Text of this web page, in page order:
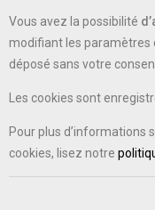
Vous avez la possibilité
modifiant les paramètres
déposé sans votre
Les cookies sont
Pour plus d’informations
cookies, lisez notre